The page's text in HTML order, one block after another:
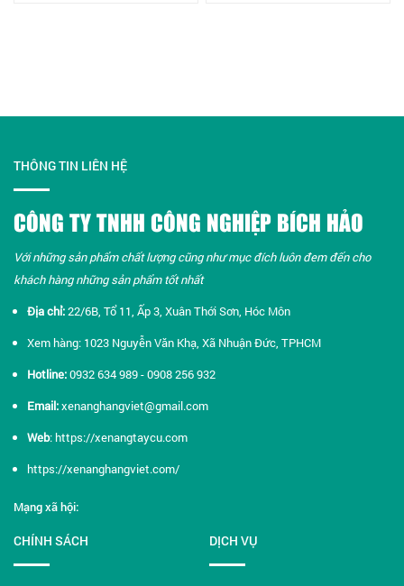
THÔNG TIN LIÊN HỆ
CÔNG TY TNHH CÔNG NGHIỆP BÍCH HẢO
Với những sản phẩm chất lượng cũng như mục đích luôn đem đến cho
khách hàng những sản phẩm tốt nhất​
Địa chỉ:22/6B, Tổ 11, Ấp 3, Xuân Thới Sơn, Hóc Môn
Xem hàng: 1023 Nguyễn Văn Khạ, Xã Nhuận Đức, TPHCM
Hotline:0932 634 989 - 0908 256 932
Email:xenanghangviet@gmail.com
Web:https://xenangtaycu.com
https://xenanghangviet.com/
Mạng xã hội:
CHÍNH SÁCH DỊCH VỤ